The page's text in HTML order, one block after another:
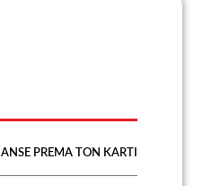
PREMA TON KARTI